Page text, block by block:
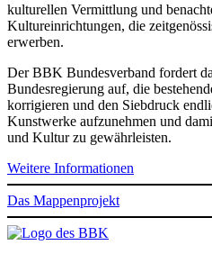
kulturellen Vermittlung und
Kultureinrichtungen, die
erwerben.
Der BBK Bundesverband fordert
Bundesregierung auf, die
korrigieren und den Siebdruck
Kunstwerke aufzunehmen und
und Kultur zu gewährleisten.
Weitere Informationen
Das Mappenprojekt